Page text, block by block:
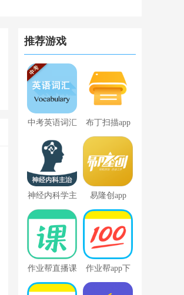
推荐游戏
中考英语词汇 布丁扫描app
神经内科学主 易隆创app
作业帮直播课
下载app
作业帮app下
载免费2022最